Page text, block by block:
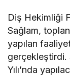
Diş Hekimliği
Sağlam,
yapılan
Yılı’nda